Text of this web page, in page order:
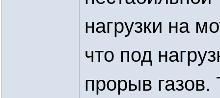
нагрузки на
что под
прорыв газов.